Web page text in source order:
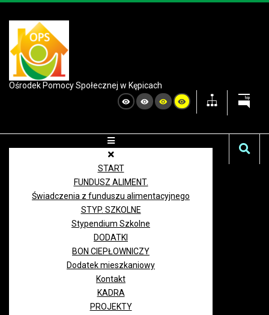
Ośrodek Pomocy Społecznej w Kępicach
START
FUNDUSZ ALIMENT.
Świadczenia z funduszu alimentacyjnego
STYP. SZKOLNE
Stypendium Szkolne
DODATKI
BON CIEPŁOWNICZY
Dodatek mieszkaniowy
Kontakt
KADRA
PROJEKTY